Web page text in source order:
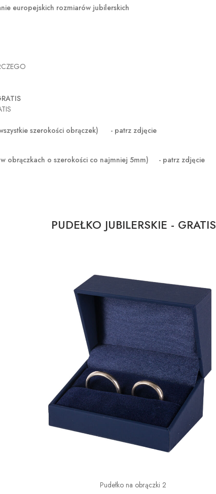
europejskich rozmiarów jubilerskich
szerokości obrączek) - patrz zdjęcie
w obrączkach o szerokości co najmniej 5mm) - patrz zdjęcie
PUDEŁKO JUBILERSKIE - GRATIS
Pudełko na obrączki 2